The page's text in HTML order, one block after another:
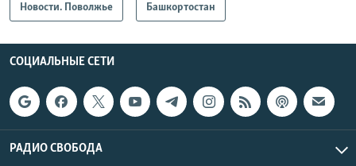
Новости. Поволжье Башкортостан
СОЦИАЛЬНЫЕ СЕТИ
РАДИО СВОБОДА